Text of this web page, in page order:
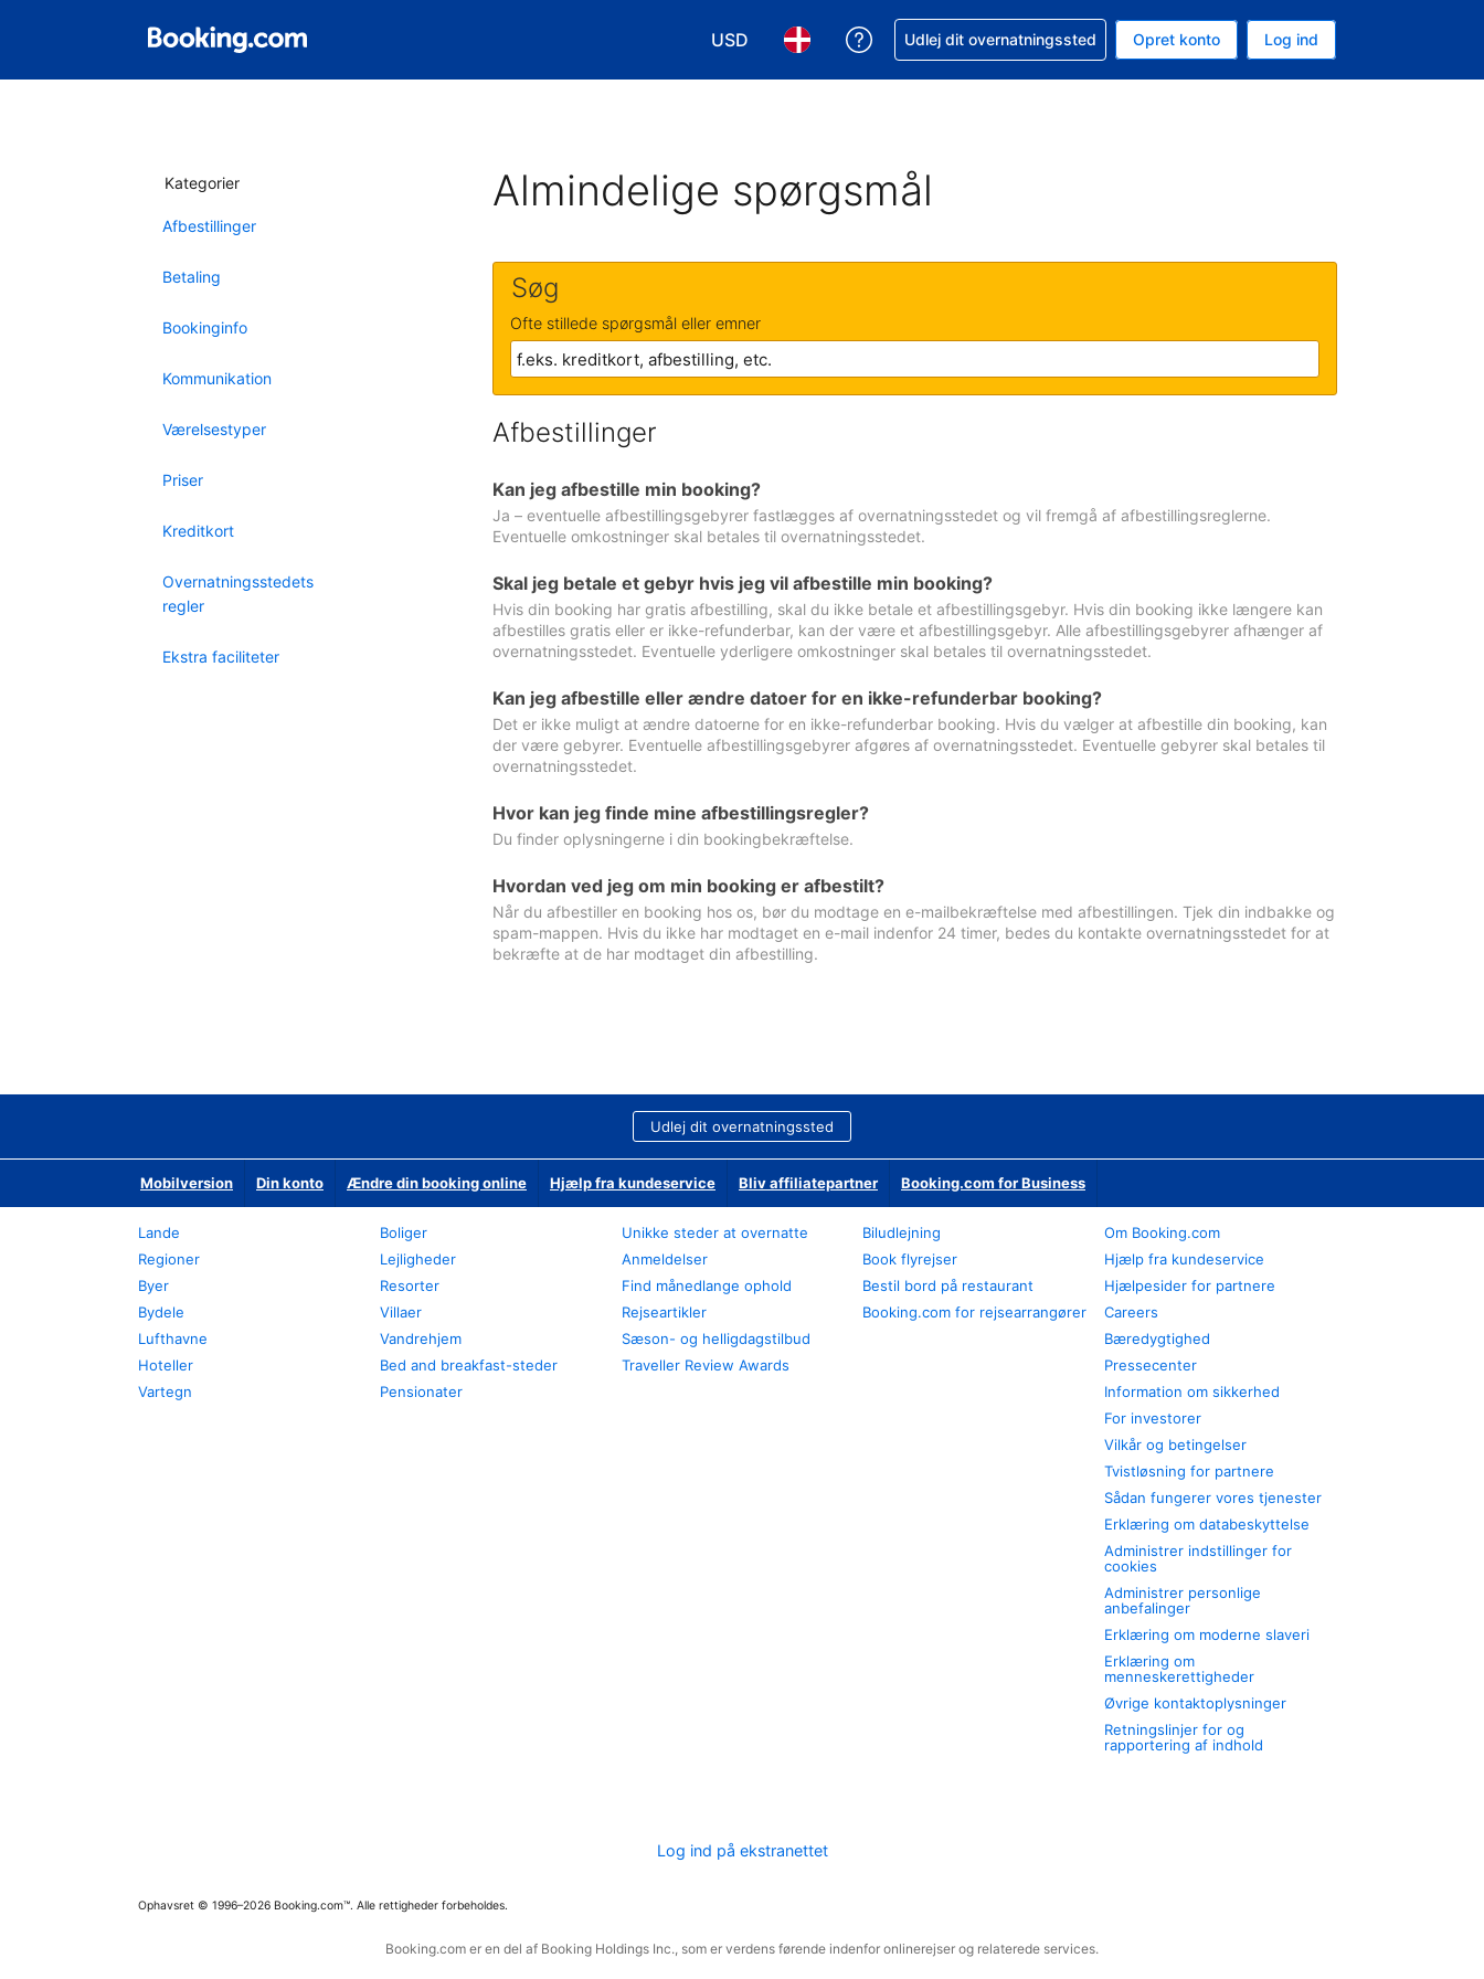
USD
Vælg valuta. Din nuværende valuta er Amerikanske dollar
Vælg sprog. Dit nuværende sprog er Dansk
Få hjælp til en booking
Udlej dit overnatningssted Opret konto Log ind
Kategorier
Afbestillinger
Betaling
Bookinginfo
Kommunikation
Værelsestyper
Priser
Kreditkort
Overnatningsstedets
regler
Ekstra faciliteter
Almindelige spørgsmål
Søg
Ofte stillede spørgsmål eller emner
Afbestillinger
Kan jeg afbestille min booking?
Ja – eventuelle afbestillingsgebyrer fastlægges af overnatningsstedet og vil fremgå af afbestillingsreglerne.
Eventuelle omkostninger skal betales til overnatningsstedet.
Skal jeg betale et gebyr hvis jeg vil afbestille min booking?
Hvis din booking har gratis afbestilling, skal du ikke betale et afbestillingsgebyr. Hvis din booking ikke længere kan
afbestilles gratis eller er ikke-refunderbar, kan der være et afbestillingsgebyr. Alle afbestillingsgebyrer afhænger af
overnatningsstedet. Eventuelle yderligere omkostninger skal betales til overnatningsstedet.
Kan jeg afbestille eller ændre datoer for en ikke-refunderbar booking?
Det er ikke muligt at ændre datoerne for en ikke-refunderbar booking. Hvis du vælger at afbestille din booking, kan
der være gebyrer. Eventuelle afbestillingsgebyrer afgøres af overnatningsstedet. Eventuelle gebyrer skal betales til
overnatningsstedet.
Hvor kan jeg finde mine afbestillingsregler?
Du finder oplysningerne i din bookingbekræftelse.
Hvordan ved jeg om min booking er afbestilt?
Når du afbestiller en booking hos os, bør du modtage en e-mailbekræftelse med afbestillingen. Tjek din indbakke og
spam-mappen. Hvis du ikke har modtaget en e-mail indenfor 24 timer, bedes du kontakte overnatningsstedet for at
bekræfte at de har modtaget din afbestilling.
Udlej dit overnatningssted
Mobilversion Din konto Ændre din booking online Hjælp fra kundeservice Bliv affiliatepartner Booking.com for Business
Lande
Regioner
Byer
Bydele
Lufthavne
Hoteller
Vartegn
Boliger
Lejligheder
Resorter
Villaer
Vandrehjem
Bed and breakfast-steder
Pensionater
Unikke steder at overnatte
Anmeldelser
Find månedlange ophold
Rejseartikler
Sæson- og helligdagstilbud
Traveller Review Awards
Biludlejning
Book flyrejser
Bestil bord på restaurant
Booking.com for rejsearrangører
Om Booking.com
Hjælp fra kundeservice
Hjælpesider for partnere
Careers
Bæredygtighed
Pressecenter
Information om sikkerhed
For investorer
Vilkår og betingelser
Tvistløsning for partnere
Sådan fungerer vores tjenester
Erklæring om databeskyttelse
Administrer indstillinger for
cookies
Administrer personlige
anbefalinger
Erklæring om moderne slaveri
Erklæring om
menneskerettigheder
Øvrige kontaktoplysninger
Retningslinjer for og
rapportering af indhold
Log ind på ekstranettet
Ophavsret © 1996–2026 Booking.com™. Alle rettigheder forbeholdes.
Booking.com er en del af Booking Holdings Inc., som er verdens førende indenfor onlinerejser og relaterede services.